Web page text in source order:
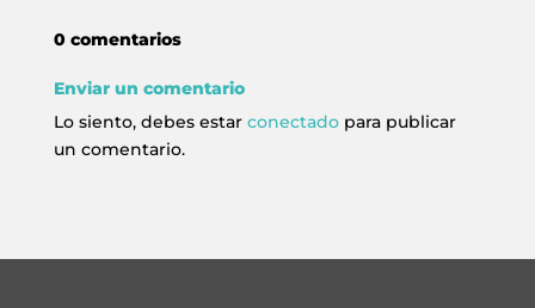
0 comentarios
Enviar un comentario
Lo siento, debes estar conectadopara publicar
un comentario.